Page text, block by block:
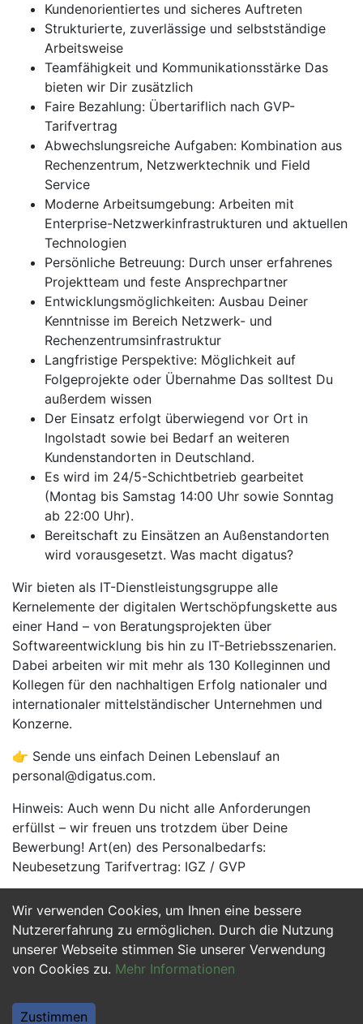
Wir verwenden Cookies, um Ihnen eine bessere
Nutzererfahrung zu ermöglichen. Durch die Nutzung
unserer Webseite stimmen Sie unserer Verwendung
von Cookies zu. Mehr Informationen
Zustimmen
Kundenorientiertes und sicheres Auftreten
Strukturierte, zuverlässige und selbstständige
Arbeitsweise
Teamfähigkeit und Kommunikationsstärke Das
bieten wir Dir zusätzlich
Faire Bezahlung: Übertariflich nach GVP-
Tarifvertrag
Abwechslungsreiche Aufgaben: Kombination aus
Rechenzentrum, Netzwerktechnik und Field
Service
Moderne Arbeitsumgebung: Arbeiten mit
Enterprise-Netzwerkinfrastrukturen und aktuellen
Technologien
Persönliche Betreuung: Durch unser erfahrenes
Projektteam und feste Ansprechpartner
Entwicklungsmöglichkeiten: Ausbau Deiner
Kenntnisse im Bereich Netzwerk- und
Rechenzentrumsinfrastruktur
Langfristige Perspektive: Möglichkeit auf
Folgeprojekte oder Übernahme Das solltest Du
außerdem wissen
Der Einsatz erfolgt überwiegend vor Ort in
Ingolstadt sowie bei Bedarf an weiteren
Kundenstandorten in Deutschland.
Es wird im 24/5-Schichtbetrieb gearbeitet
(Montag bis Samstag 14:00 Uhr sowie Sonntag
ab 22:00 Uhr).
Bereitschaft zu Einsätzen an Außenstandorten
wird vorausgesetzt. Was macht digatus?
Wir bieten als IT-Dienstleistungsgruppe alle
Kernelemente der digitalen Wertschöpfungskette aus
einer Hand – von Beratungsprojekten über
Softwareentwicklung bis hin zu IT-Betriebsszenarien.
Dabei arbeiten wir mit mehr als 130 Kolleginnen und
Kollegen für den nachhaltigen Erfolg nationaler und
internationaler mittelständischer Unternehmen und
Konzerne.
👉 Sende uns einfach Deinen Lebenslauf an
personal@digatus.com.
Hinweis: Auch wenn Du nicht alle Anforderungen
erfüllst – wir freuen uns trotzdem über Deine
Bewerbung! Art(en) des Personalbedarfs:
Neubesetzung Tarifvertrag: IGZ / GVP
Jetzt Bewerben